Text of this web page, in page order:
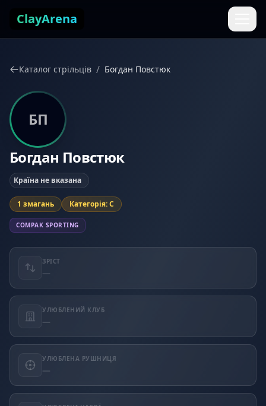
ClayArena
Каталог стрільців / Богдан Повстюк
БП
Богдан Повстюк
Країна не вказана
1 змагань Категорія: C
COMPAK SPORTING
ЗРІСТ
—
УЛЮБЛЕНИЙ КЛУБ
—
УЛЮБЛЕНА РУШНИЦЯ
—